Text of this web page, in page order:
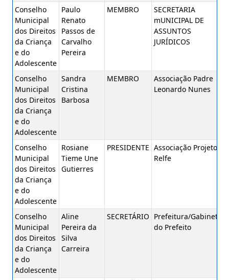
Conselho
Municipal
dos Direitos
da Criança
e do
Adolescente
Paulo
Renato
Passos de
Carvalho
Pereira
MEMBRO
SECRETARIA
mUNICIPAL DE
ASSUNTOS
JURÍDICOS
Conselho
Municipal
dos Direitos
da Criança
e do
Adolescente
Sandra
Cristina
Barbosa
MEMBRO
Associação Padre
Leonardo Nunes
Conselho
Municipal
dos Direitos
da Criança
e do
Adolescente
Rosiane
Tieme Une
Gutierres
PRESIDENTE Associação Projeto
Relfe
Conselho
Municipal
dos Direitos
da Criança
e do
Adolescente
Aline
Pereira da
Silva
Carreira
SECRETÁRIO Prefeitura/Gabinete
do Prefeito